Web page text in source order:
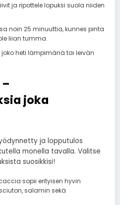
ja ripottele lopuksi suola niiden
noin 25 minuuttia, kunnes pinta
liian tumma.
heti lämpimänä tai leivän
joka
ja lopputulos
monella tavalla. Valitse
suosikkisi!
sopii erityisen hyvin
salamin sekä